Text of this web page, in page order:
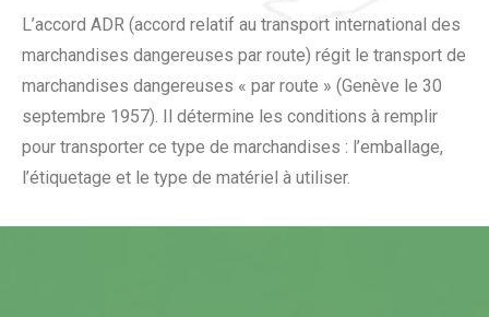
L’accord ADR (accord relatif au transport international des
marchandises dangereuses par route) régit le transport de
marchandises dangereuses « par route » (Genève le 30
septembre 1957). Il détermine les conditions à remplir
pour transporter ce type de marchandises : l’emballage,
l’étiquetage et le type de matériel à utiliser.